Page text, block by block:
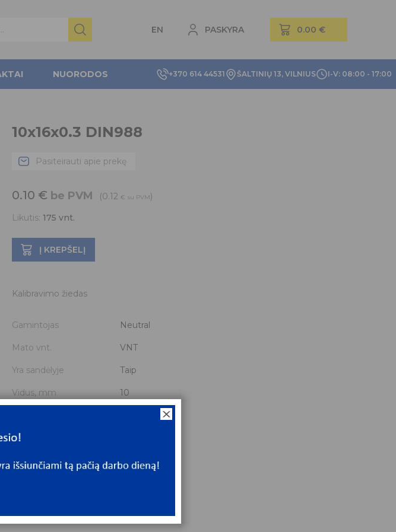
EN PASKYRA
+370 614 44531 ŠALTINIŲ 13, VILNIUS I-V: 08:00 - 17:00
NUORODOS
10x16x0.3 DIN988
Pasiteirauti apie prekę
0.10 € be PVM (0.12 € su PVM)
Likutis: 175 vnt.
Į KREPŠELĮ
Kalibravimo žiedas
Gamintojas Neutral
Mato vnt. VNT
Yra sandėlyje Taip
Vidus, mm 10
Storis, mm
Išmatavimai 10x16x0.3